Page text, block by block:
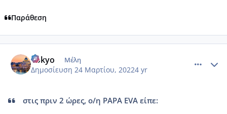
Παράθεση
Tokyo Μέλη
Δημοσίευση 24 Μαρτίου, 20224 yr
στις πριν 2 ώρες, ο/η PAPA EVA είπε: